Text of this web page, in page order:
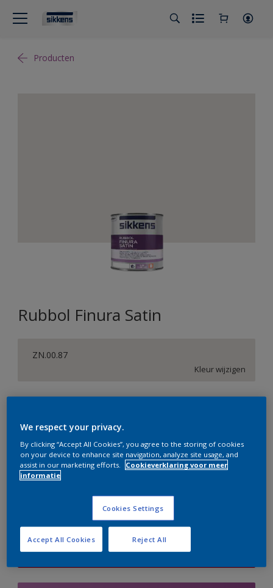
Producten
Rubbol Finura Satin
ZN.00.87
Kleur wijzigen
1 L
Aantal Verfcalculator
Op dit moment is het niet mogelijk dit product online
te bestellen. Bezoek je dichtstbijzijnde winkel of klik op
de knop hieronder.
We respect your privacy.
By clicking “Accept All Cookies”, you agree to the storing of cookies
on your device to enhance site navigation, analyze site usage, and
assist in our marketing efforts.
Cookieverklaring voor meer
informatie
Cookies Settings
Reject All
Accept All Cookies